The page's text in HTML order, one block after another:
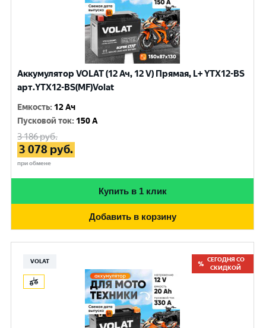
Аккумулятор VOLAT (12 Ач, 12 V) Прямая, L+ YTX12-BS
арт.YTX12-BS(MF)Volat
Емкость: 12 Ач
Пусковой ток: 150 A
3 186руб.
3 078 руб.
при обмене
Купить в 1 клик
Добавить в корзину
VOLAT
СЕГОДНЯ СО
СКИДКОЙ